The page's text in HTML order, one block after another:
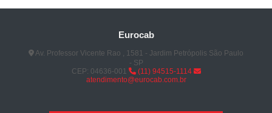
Eurocab
Av. Professor Vicente Rao , 1581 - Jardim Petrópolis São Paulo
- SP
CEP: 04636-001
(11) 94515-1114
atendimento@eurocab.com.br